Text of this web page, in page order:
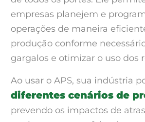
empresas planejem e
operações de maneira
produção conforme
gargalos e otimizar o uso dos
Ao usar o APS, sua indústria
diferentes cenários de
prevendo os impactos de